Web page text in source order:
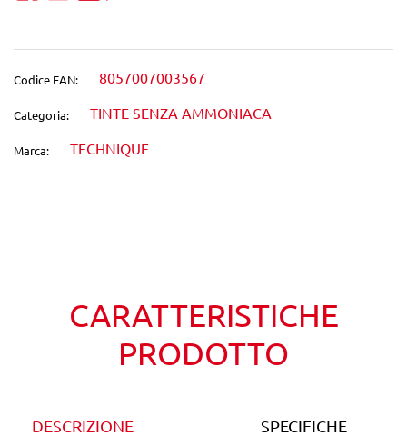
Codice EAN: 8057007003567
Categoria: TINTE SENZA AMMONIACA
Marca: TECHNIQUE
CARATTERISTICHE
PRODOTTO
DESCRIZIONE SPECIFICHE